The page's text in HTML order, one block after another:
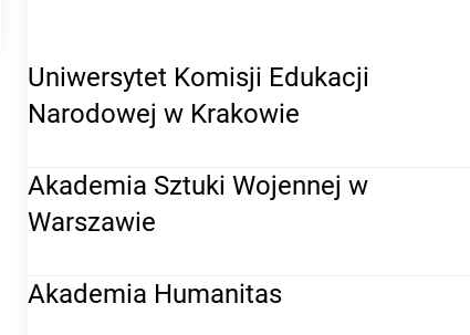
Uniwersytet Komisji Edukacji
Narodowej w Krakowie
Akademia Sztuki Wojennej w
Warszawie
Akademia Humanitas